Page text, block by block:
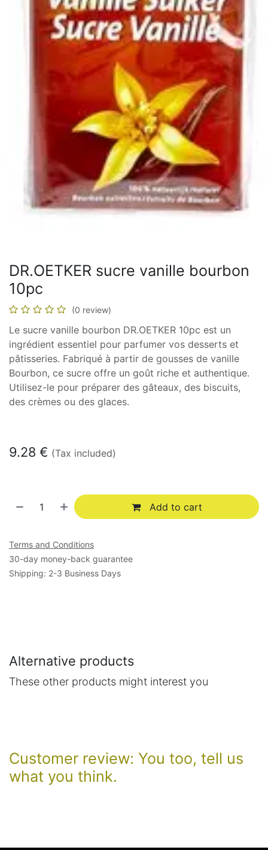
DR.OETKER sucre vanille bourbon
10pc
(0 review)
Le sucre vanille bourbon DR.OETKER 10pc est un
ingrédient essentiel pour parfumer vos desserts et
pâtisseries. Fabriqué à partir de gousses de vanille
Bourbon, ce sucre offre un goût riche et authentique.
Utilisez-le pour préparer des gâteaux, des biscuits,
des crèmes ou des glaces.
9.28 € (Tax included)
Add to cart
Terms and Conditions
30-day money-back guarantee
Shipping: 2-3 Business Days
Alternative products
These other products might interest you
Customer review: You too, tell us
what you think.